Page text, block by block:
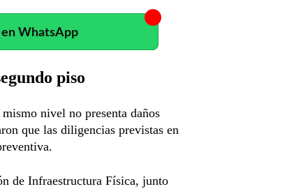
en WhatsApp
piso
nivel no presenta daños
que las diligencias previstas en
de Infraestructura Física, junto